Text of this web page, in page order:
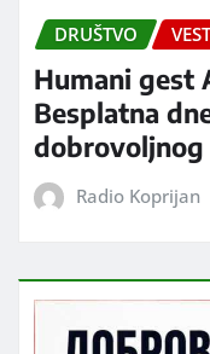
DRUŠTVO
Humani gest
Besplatna
Radio Koprijan